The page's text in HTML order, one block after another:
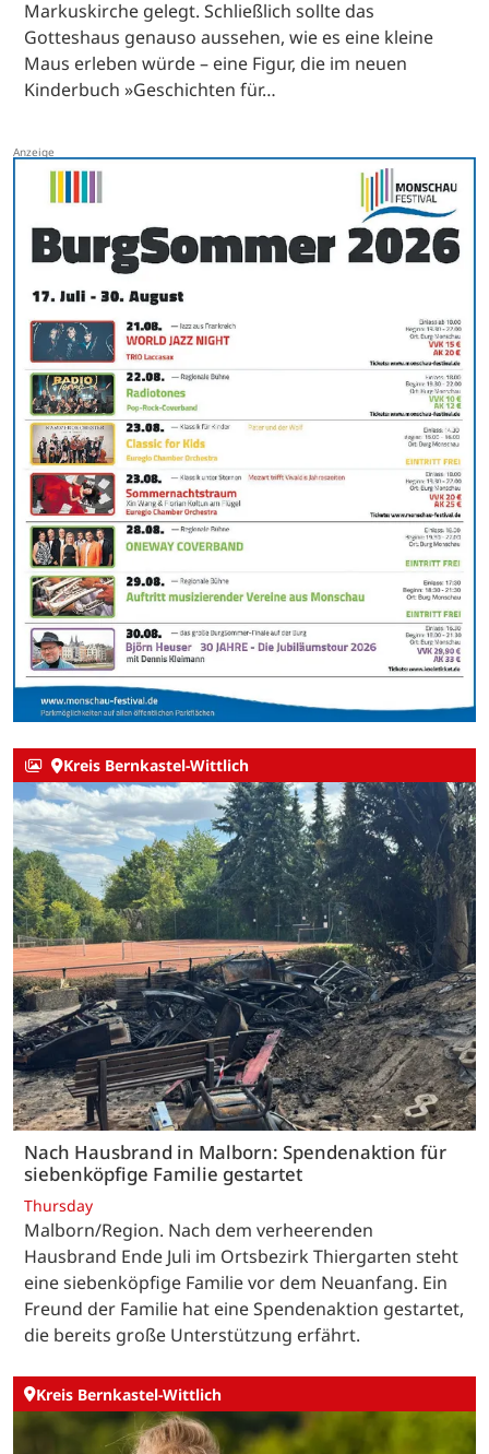
Markuskirche gelegt. Schließlich sollte das
Gotteshaus genauso aussehen, wie es eine kleine
Maus erleben würde – eine Figur, die im neuen
Kinderbuch »Geschichten für…
Kreis Bernkastel-Wittlich
Nach Hausbrand in Malborn: Spendenaktion für
siebenköpfige Familie gestartet
Thursday
Malborn/Region. Nach dem verheerenden
Hausbrand Ende Juli im Ortsbezirk Thiergarten steht
eine siebenköpfige Familie vor dem Neuanfang. Ein
Freund der Familie hat eine Spendenaktion gestartet,
die bereits große Unterstützung erfährt.
Kreis Bernkastel-Wittlich